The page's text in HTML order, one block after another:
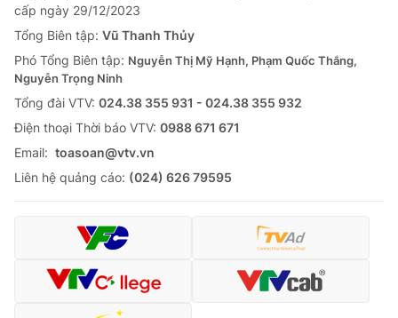
cấp ngày 29/12/2023
Tổng Biên tập: Vũ Thanh Thủy
Phó Tổng Biên tập: Nguyễn Thị Mỹ Hạnh, Phạm Quốc Thắng,
Nguyễn Trọng Ninh
Tổng đài VTV: 024.38 355 931 - 024.38 355 932
Ðiện thoại Thời báo VTV: 0988 671 671
Email: toasoan@vtv.vn
Liên hệ quảng cáo: (024) 626 79595